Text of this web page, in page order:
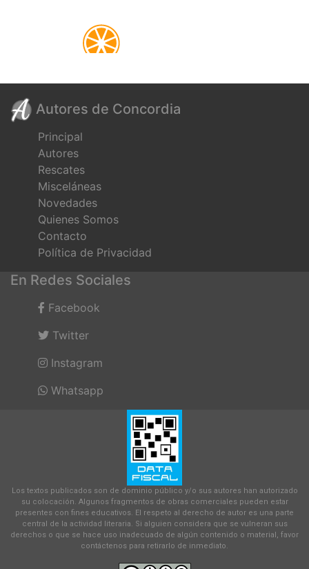
Autores de Concordia
Principal
Autores
Rescates
Misceláneas
Novedades
Quienes Somos
Contacto
Política de Privacidad
En Redes Sociales
Facebook
Twitter
Instagram
Whatsapp
Los textos publicados son de dominio público y/o sus autores han autorizado
su colocación. Algunos fragmentos de obras comerciales pueden estar
presentes con fines educativos. El respeto al derecho de autor es una parte
central de la actividad literaria. Si alguien considera que se vulneran sus
derechos o que se hace uso inadecuado de algún contenido o material, favor
contáctenos para retirarlo de inmediato.